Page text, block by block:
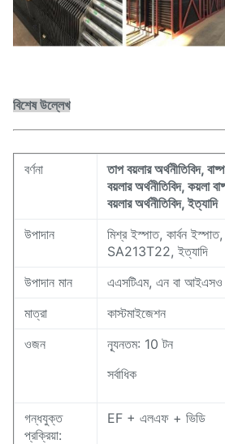
বিশেষ উল্লেখ
বর্ণনা
তাপ বয়লার অর্থনীতিবিদ,
বয়লার অর্থনীতিবিদ, কয়লা
বয়লার অর্থনীতিবিদ, ইত্যাদি
উপাদান
মিশ্র ইস্পাত, কার্বন
SA213T22, ইত্যাদি
উপাদান মান
এএসটিএম, এন বা আইএসও
মাত্রা
কাস্টমাইজেশন
ওজন
ন্যূনতম: 10 টন
সর্বাধিক
গন্ধযুক্ত
প্রক্রিয়া:
EF + এলএফ + ভিডি